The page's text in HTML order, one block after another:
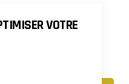
VOTRE